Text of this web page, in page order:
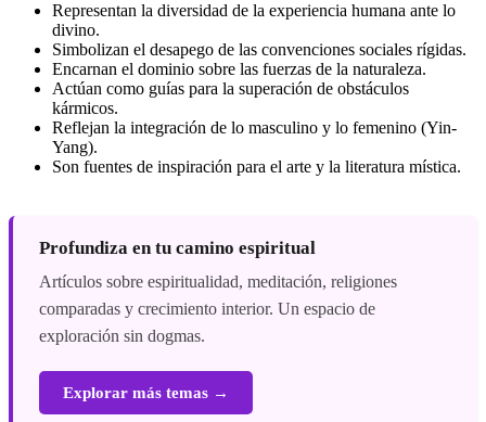
Representan la diversidad de la experiencia humana ante lo
divino.
Simbolizan el desapego de las convenciones sociales rígidas.
Encarnan el dominio sobre las fuerzas de la naturaleza.
Actúan como guías para la superación de obstáculos
kármicos.
Reflejan la integración de lo masculino y lo femenino (Yin-
Yang).
Son fuentes de inspiración para el arte y la literatura mística.
Profundiza en tu camino espiritual
Artículos sobre espiritualidad, meditación, religiones
comparadas y crecimiento interior. Un espacio de
exploración sin dogmas.
Explorar más temas →